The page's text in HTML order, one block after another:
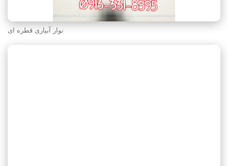
نوار آبیاری قطره ای